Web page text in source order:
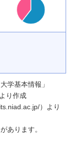
学基本情報」
り作成
）より
あります。